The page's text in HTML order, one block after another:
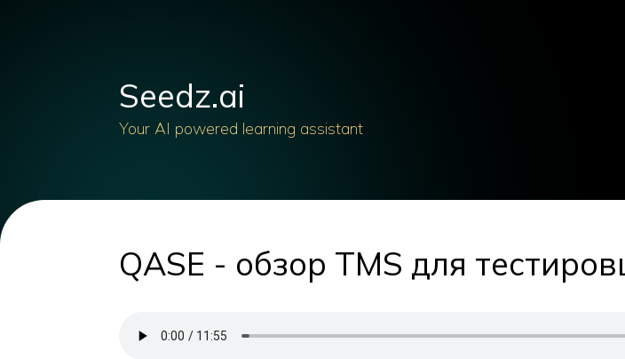
Seedz.ai
Your AI powered learning assistant
QASE - обзор TMS для